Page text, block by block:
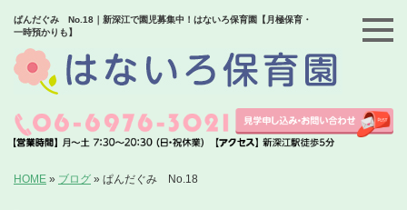
ぱんだぐみ No.18｜新深江で園児募集中！はないろ保育園【月極保育・
一時預かりも】
HOME » ブログ » ぱんだぐみ No.18